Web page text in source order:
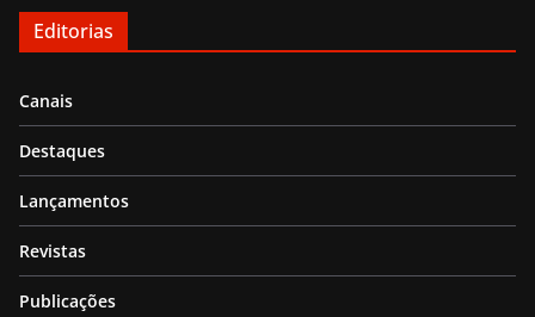
Editorias
Canais
Destaques
Lançamentos
Revistas
Publicações